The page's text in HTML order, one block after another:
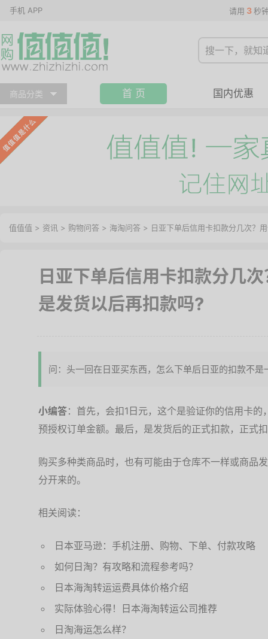
手机 APP 请用 3 秒
商品分类 首 页 国内优惠
值值值 > 资讯 > 购物问答 > 海淘问答 > 日亚下单后信用卡扣款分几次？
日亚下单后信用卡扣款分几
是发货以后再扣款吗?
问：头一回在日亚买东西，怎么下单后日亚的扣款不
小编答：首先，会扣1日元，这个是验证你的信用卡
预授权订单金额。最后，是发货后的正式扣款，正式
购买多种类商品时，也有可能由于仓库不一样或商品
分开来的。
相关阅读：
日本亚马逊：手机注册、购物、下单、付款攻略
如何日淘？有攻略和流程参考吗？
日本海淘转运运费具体价格介绍
实际体验心得！日本海淘转运公司推荐
日淘海运怎么样？